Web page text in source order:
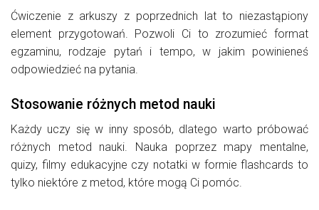
Ćwiczenie z arkuszy z poprzednich lat to niezastąpiony
element przygotowań. Pozwoli Ci to zrozumieć format
egzaminu, rodzaje pytań i tempo, w jakim powinieneś
odpowiedzieć na pytania.
Stosowanie różnych metod nauki
Każdy uczy się w inny sposób, dlatego warto próbować
różnych metod nauki. Nauka poprzez mapy mentalne,
quizy, filmy edukacyjne czy notatki w formie flashcards to
tylko niektóre z metod, które mogą Ci pomóc.